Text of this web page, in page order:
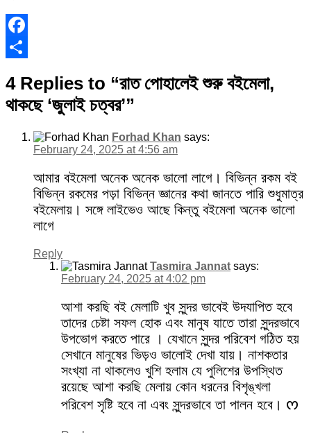
Facebook
4 Replies to “রাত পোহালেই শুরু বইমেলা,
থাকছে ‘জুলাই চত্বর’”
Forhad Khan says:
February 24, 2025 at 4:56 am
আমার বইমেলা অনেক অনেক ভালো লাগে। বিভিন্ন রকম বই
বিভিন্ন রকমের পড়া বিভিন্ন জ্ঞানের কথা জানতে পারি শুধুমাত্র
বইমেলায়। সঙ্গে লাইভেও আছে কিন্তু বইমেলা অনেক ভালো
লাগে
Reply
Tasmira Jannat says:
February 24, 2025 at 4:02 pm
আশা করছি বই মেলাটি খুব সুন্দর ভাবেই উদযাপিত হবে
তাদের চেষ্টা সফল হোক এবং মানুষ যাতে তারা সুন্দরভাবে
উপভোগ করতে পারে । যেখানে সুন্দর পরিবেশ গঠিত হয়
সেখানে মানুষের ভিড়ও ভালোই দেখা যায়। নাশকতার
সংখ্যা না থাকলেও খুশি হলাম যে পুলিশের উপস্থিত
রয়েছে আশা করছি মেলায় কোন ধরনের বিশৃঙ্খলা
পরিবেশ সৃষ্টি হবে না এবং সুন্দরভাবে তা পালন হবে। ᰔ